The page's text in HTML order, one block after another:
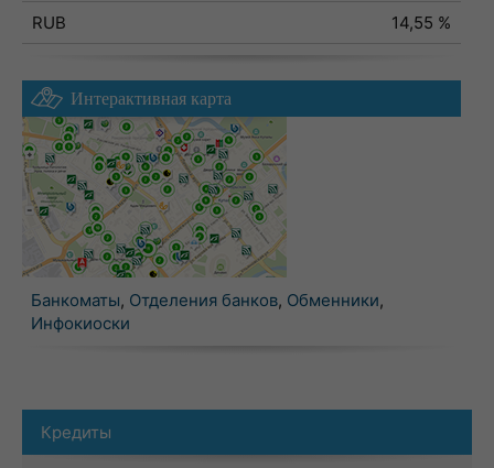
RUB
14,55 %
Интерактивная карта
Банкоматы, Отделения банков, Обменники,
Инфокиоски
Кредиты